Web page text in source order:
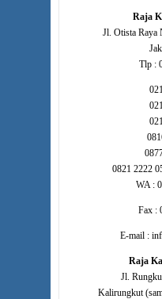
Raja
Jl. Otista Raya
Tlp :
0821 2222
WA :
Fax :
E-mail :
Raja
Jl.
Kalirungkut